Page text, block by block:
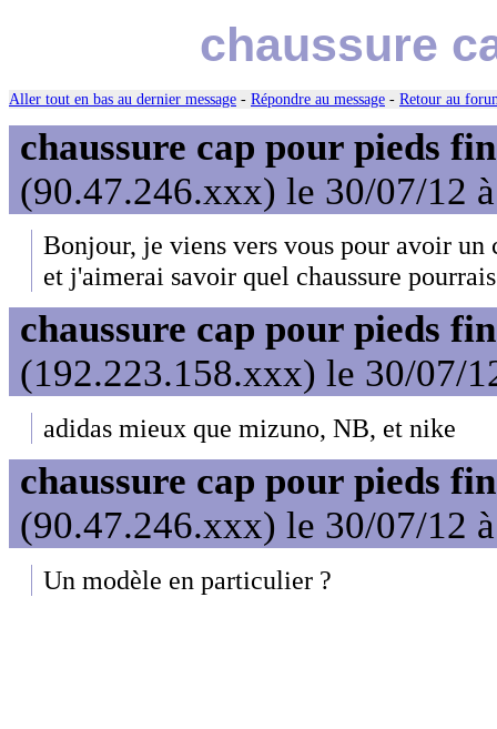
chaussure
Aller tout en bas au dernier message - Répondre au message - Retour au
chaussure cap pour pieds
(90.47.246.xxx) le 30/07/12
Bonjour, je viens vers vous pour avoir
et j'aimerai savoir quel chaussure
chaussure cap pour pieds
(192.223.158.xxx) le 30/07/
adidas mieux que mizuno, NB, et nike
chaussure cap pour pieds
(90.47.246.xxx) le 30/07/12
Un modèle en particulier ?